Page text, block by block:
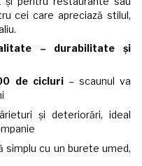
cei care apreciază stilul,
– durabilitate și
de cicluri– scaunul va
și deteriorări, ideal
simplu cu un burete umed,